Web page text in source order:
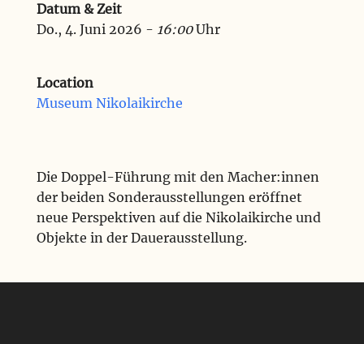
Datum & Zeit
Do., 4. Juni 2026 - 16:00Uhr
Location
Museum Nikolaikirche
Die Doppel-Führung mit den Macher:innen
der beiden Sonderausstellungen eröffnet
neue Perspektiven auf die Nikolaikirche und
Objekte in der Dauerausstellung.